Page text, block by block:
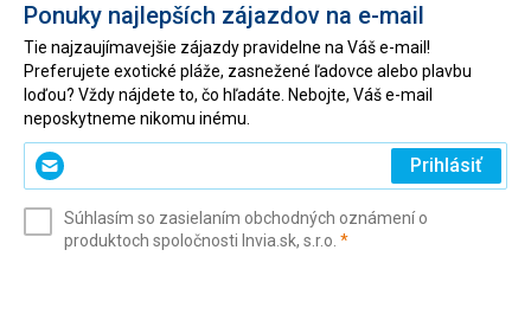
Ponuky najlepších zájazdov na e-mail
Tie najzaujímavejšie zájazdy pravidelne na Váš e-mail!
Preferujete exotické pláže, zasnežené ľadovce alebo plavbu
loďou? Vždy nájdete to, čo hľadáte. Nebojte, Váš e-mail
neposkytneme nikomu inému.
Zadajte
svoj
(povinné)
Prihlásiť
Súhlasím so zasielaním obchodných oznámení o
produktoch spoločnosti Invia.sk, s.r.o. *(povinné)